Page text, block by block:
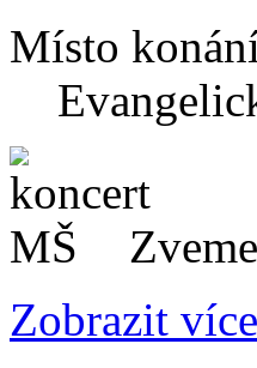
Místo
Zobrazit více